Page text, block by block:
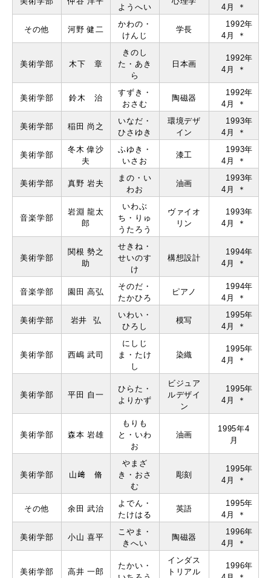
ようへい 4月 ＊
その他 河野 健⼆
かわの・
けんじ
学⻑
1992年
4月 ＊
美術学部 ⽊下 章
きのし
た・あき
ら
⽇本画
1992年
4月 ＊
美術学部 鈴⽊ 治
すずき・
おさむ
陶磁器
1992年
4月 ＊
美術学部 稲⽥ 尚之
いなだ・
ひさゆき
環境デザ
イン
1993年
4月 ＊
美術学部
冬⽊ 偉沙
夫
ふゆき・
いさお
漆⼯
1993年
4月 ＊
美術学部 真野 岩夫
まの・い
わお
油画
1993年
4月 ＊
音楽学部
岩淵 ⿓太
郎
いわぶ
ち・りゅ
うたろう
ヴァイオ
リン
1993年
4月 ＊
美術学部
関根 勢之
助
せきね・
せいのす
け
構想設計
1994年
4月 ＊
音楽学部 園⽥ ⾼弘
そのだ・
たかひろ
ピアノ
1994年
4月 ＊
美術学部 岩井 弘
いわい・
ひろし
模写
1995年
4月 ＊
美術学部 ⻄嶋 武司
にしじ
ま・たけ
し
染織
1995年
4月 ＊
美術学部 平⽥ ⾃⼀
ひらた・
よりかず
ビジュア
ルデザイ
ン
1995年
4月 ＊
美術学部 森本 岩雄
もりも
と・いわ
お
油画
1995年4
月
美術学部 ⼭﨑 脩
やまざ
き・おさ
む
彫刻
1995年
4月 ＊
その他 余⽥ 武治
よでん・
たけはる
英語
1995年
4月 ＊
美術学部 ⼩⼭ 喜平
こやま・
きへい
陶磁器
1996年
4月 ＊
美術学部 ⾼井 ⼀郎
たかい・
インダス
トリアル
1996年